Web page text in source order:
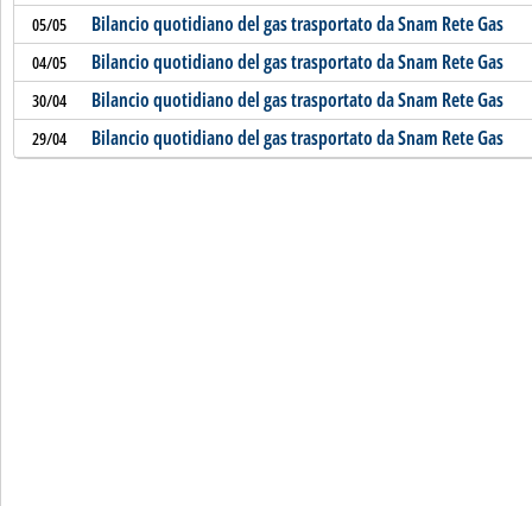
05/05 Bilancio quotidiano del gas trasportato da Snam Rete Gas
04/05 Bilancio quotidiano del gas trasportato da Snam Rete Gas
30/04 Bilancio quotidiano del gas trasportato da Snam Rete Gas
29/04 Bilancio quotidiano del gas trasportato da Snam Rete Gas